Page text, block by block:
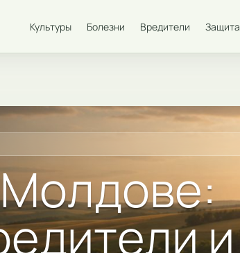
Культуры Болезни Вредители Защита
и